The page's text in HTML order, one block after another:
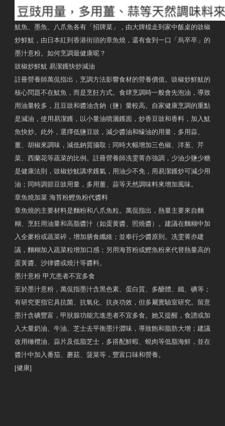
魷魚、墨魚、八爪魚各有「招牌菜」，由大牌檔走到家中飯桌的豉椒
炒鮮魷，由日本紅到香港街頭的章魚燒，還有食到一口「烏卒卒」的
墨汁意粉。如何烹調最健康呢？
豉椒炒鮮魷 易潔鑊快炒減油
註冊營養師萬侃指出，烹調方法影響食材的營養價值。豉椒炒鮮魷的
核心問題不在魷魚，而是烹飪方式。食肆烹調時一般會先泡油，導致
用油量較多，且豆豉和醬油含鈉（鹽）量較高。自家健康烹調的重點
是減油，使用易潔鑊，以小量油噴灑鑊面，炒香豆豉和香料，加入魷
魚快炒。此外，選擇低鹽豆豉，減少醬油和蠔油的用量，多用蒜、
薑、胡椒來調味，減低鈉質攝取；同時大幅增加三色椒、洋葱、芹
菜、西蘭花等蔬菜的比例。註冊營養師冼雯菁亦強調，少油少鹽少糖
是健康法則，豉椒炒魷講求鑊氣，用油少不免，用易潔鑊炒可減少用
油；同時調節豆豉用量，多用薑、蒜等天然調味料來增加風味。
章魚燒加菜 海苔粉鰹魚粉代醬料
章魚燒的主要材料是麵粉和八爪魚粒。萬侃指出，熱量主要來自麵
糊、烹飪用油量和高脂醬汁（如蛋黄醬、照燒醬）。建議在麵糊中加
入全麥粉或蔬菜碎，增加膳食纖維；並奉行少醬原則。冼雯菁亦建
議，麵糊加入蔬菜粒增加口感；另用海苔粉或鰹魚粉來代替熱量高的
蛋黃醬、沙律醬或燒汁等醬料。
墨汁意粉 甲亢患者不宜多食
至於墨汁意粉，萬侃指墨汁含黑色素、蛋白質、多醣體、鐵、碘等；
有研究更指它具抗菌、抗氧化、抗炎功效，但多屬實驗室研究。留意
墨汁含碘豐富，甲狀腺功能亢進患者不宜多食。她又提醒，食譜或加
入大量奶油、牛油、芝士去平衡墨汁澀味，導致飽和脂肪大增；建議
改用橄欖油、蒜片及低脂芝士，多搭配鮮蝦、蜆肉等低脂海鮮，並在
醬汁中加入番茄、蘑菇、菠菜等，豐富口味和營養。
[健康]